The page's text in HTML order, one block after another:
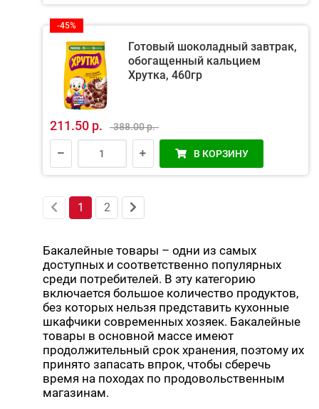
-45%
Готовый шоколадный завтрак,
обогащенный кальцием
Хрутка, 460гр
211.50 р. 388.00 р.
В КОРЗИНУ
1 2
Бакалейные товары – одни из самых
доступных и соответственно популярных
среди потребителей. В эту категорию
включается большое количество продуктов,
без которых нельзя представить кухонные
шкафчики современных хозяек. Бакалейные
товары в основной массе имеют
продолжительный срок хранения, поэтому их
принято запасать впрок, чтобы сберечь
время на походах по продовольственным
магазинам.